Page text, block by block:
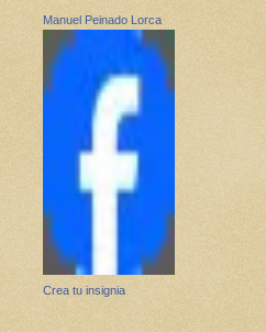
Manuel Peinado Lorca
Crea tu insignia